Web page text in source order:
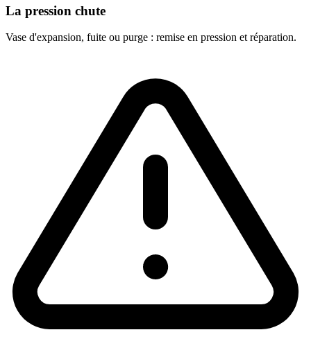
La pression chute
Vase d'expansion, fuite ou purge : remise en pression et réparation.